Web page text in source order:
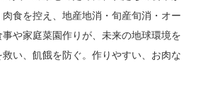
食を控え、地産地消・旬産旬消・オー
や家庭菜園作りが、未来の地球環境を
い、飢餓を防ぐ。作りやすい、お肉な